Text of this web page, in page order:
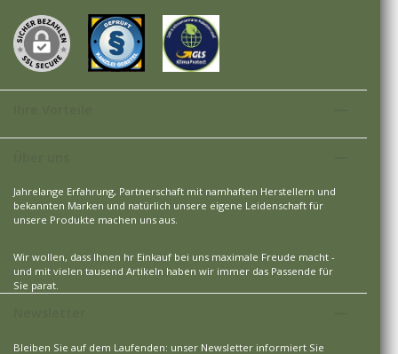
Jahrelange Erfahrung, Partnerschaft mit namhaften Herstellern und
bekannten Marken und natürlich unsere eigene Leidenschaft für
unsere Produkte machen uns aus.
Wir wollen, dass Ihnen hr Einkauf bei uns maximale Freude macht -
und mit vielen tausend Artikeln haben wir immer das Passende für
Sie parat.
Bleiben Sie auf dem Laufenden: unser Newsletter informiert Sie